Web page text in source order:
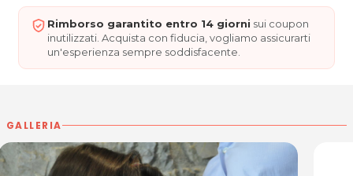
Rimborso garantito entro 14 giorni sui coupon
inutilizzati. Acquista con fiducia, vogliamo assicurarti
un'esperienza sempre soddisfacente.
GALLERIA